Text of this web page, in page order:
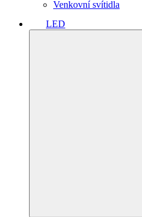
Venkovní svítidla
LED